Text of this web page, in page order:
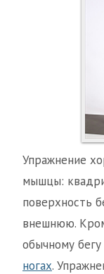
Упражнение
мышцы:
поверхность
внешнюю.
обычному
ногах.